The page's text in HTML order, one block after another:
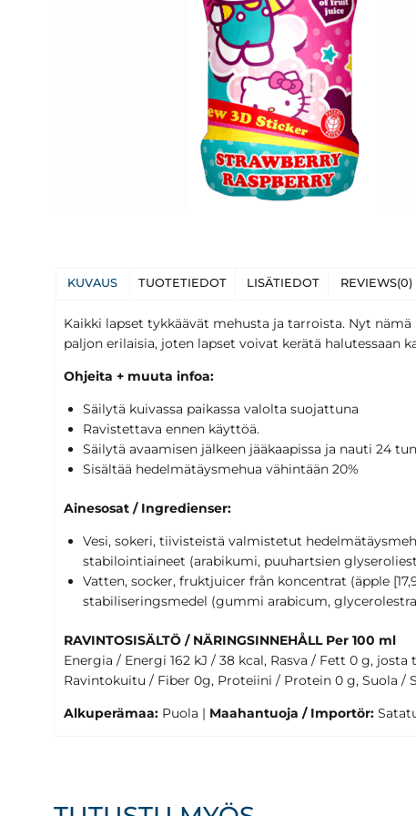
KUVAUS TUOTETIEDOT LISÄTIEDOT REVIEWS(0)
Kaikki lapset tykkäävät mehusta ja tarroista. Nyt
paljon erilaisia, joten lapset voivat kerätä halutessaan
Ohjeita + muuta infoa:
Säilytä kuivassa paikassa valolta suojattuna
Ravistettava ennen käyttöä.
Säilytä avaamisen jälkeen jääkaapissa ja nauti 24
Sisältää hedelmätäysmehua vähintään 20%
Ainesosat / Ingredienser:
Vesi, sokeri, tiivisteistä valmistetut
stabilointiaineet (arabikumi, puuhartsien
Vatten, socker, fruktjuicer från koncentrat (äpple
stabiliseringsmedel (gummi arabicum,
RAVINTOSISÄLTÖ / NÄRINGSINNEHÅLL Per 100 ml
Energia / Energi 162 kJ / 38 kcal, Rasva / Fett 0 g,
Ravintokuitu / Fiber 0g, Proteiini / Protein 0 g, Suola /
Alkuperämaa: Puola | Maahantuoja / Importör: